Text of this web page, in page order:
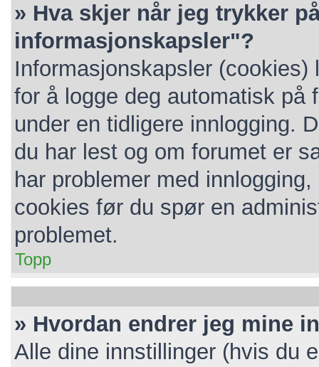
» Hva skjer når jeg trykker
informasjonskapsler"?
Informasjonskapsler
for å logge deg automatisk på
under en tidligere innlogging.
du har lest og om forumet er
har problemer med
cookies før du spør en
problemet.
Topp
» Hvordan endrer jeg mine
Alle dine innstillinger (hvis du